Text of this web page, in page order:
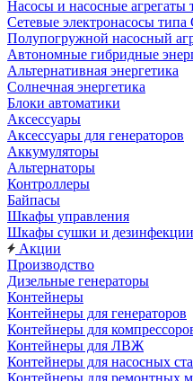
Насосы и насосные
Сетевые электронасосы
Полупогружной насосный
Автономные гибридные
Альтернативная энергетика
Солнечная энергетика
Блоки автоматики
Аксессуары
Аксессуары для генераторов
Аккумуляторы
Альтернаторы
Контроллеры
Байпасы
Шкафы управления
Шкафы сушки и
Акции
Производство
Дизельные генераторы
Контейнеры
Контейнеры для генераторов
Контейнеры для
Контейнеры для ЛВЖ
Контейнеры для насосных
Контейнеры для ремонтных